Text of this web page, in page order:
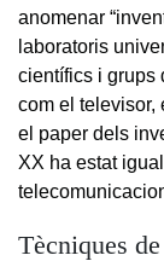
anomenar
laboratoris
científics i grups
com el televisor,
el paper dels
XX ha estat
Tècniques